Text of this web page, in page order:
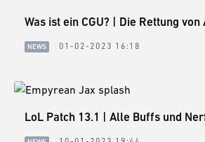
Was ist ein CGU? | Die Rettung
NEWS 01-02-2023 16:18
LoL Patch 13.1 | Alle Buffs und